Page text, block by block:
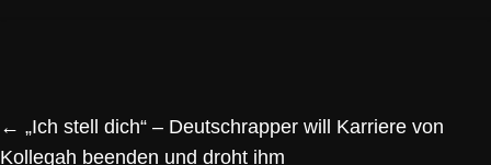
← „Ich stell dich“ – Deutschrapper will Karriere von
Kollegah beenden und droht ihm